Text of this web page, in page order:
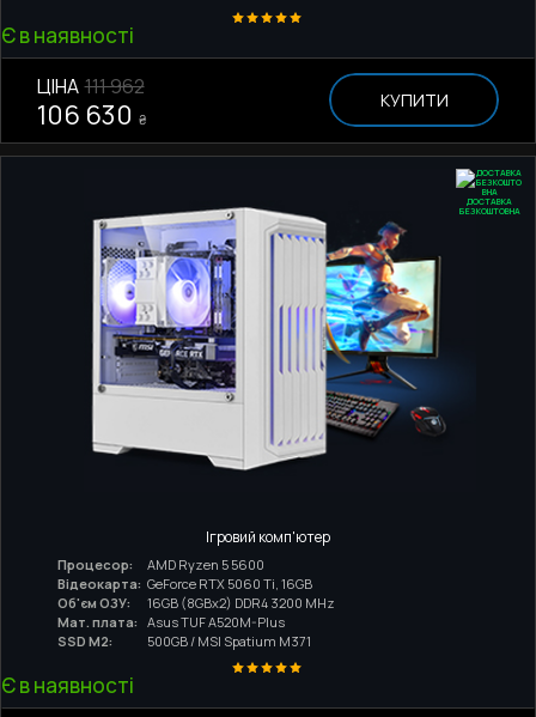
Є в наявності
ЦІНА 111 962
106 630 ₴
КУПИТИ
ДОСТАВКА
БЕЗКОШТОВНА
Ігровий комп'ютер
Процесор:
AMD Ryzen 5 5600
Відеокарта: GeForce RTX 5060 Ti, 16GB
Об'єм ОЗУ:
16GB (8GBx2) DDR4 3200 MHz
Мат. плата:
Asus TUF A520M-Plus
SSD M2:
500GB / MSI Spatium M371
Є в наявності